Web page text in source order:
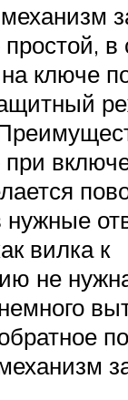
простой,
ключе
при
нужные
вилка к
не